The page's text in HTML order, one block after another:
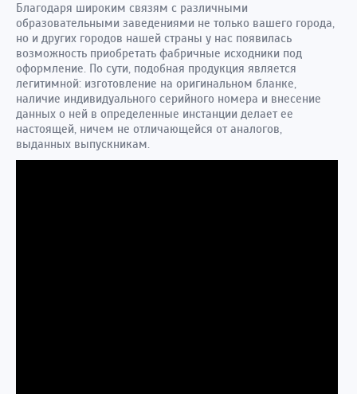
Благодаря широким связям с различными
образовательными заведениями не только вашего города,
но и других городов нашей страны у нас появилась
возможность приобретать фабричные исходники под
оформление. По сути, подобная продукция является
легитимной: изготовление на оригинальном бланке,
наличие индивидуального серийного номера и внесение
данных о ней в определенные инстанции делает ее
настоящей, ничем не отличающейся от аналогов,
выданных выпускникам.